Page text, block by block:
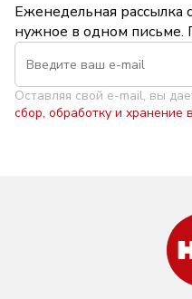
Еженедельная рассылка
нужное в одном письме.
Оставляя свой e-mail, вы
сбор, обработку и